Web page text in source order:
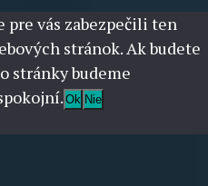
pre vás zabezpečili ten
stránok. Ak budete
stránky budeme
Ok Nie